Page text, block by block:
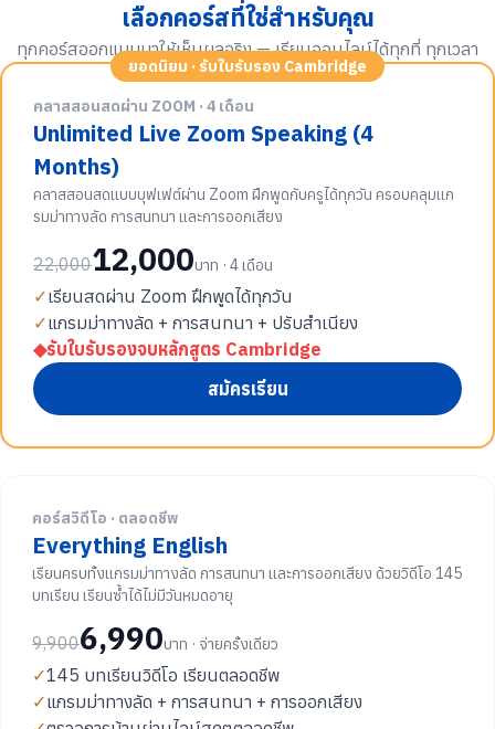
เลือกคอร์สที่ใช่สำหรับคุณ
ทุกคอร์สออกแบบมาให้เห็นผลจริง — เรียนออนไลน์ได้ทุกที่ ทุกเวลา
ยอดนิยม · รับใบรับรอง Cambridge
คลาสสอนสดผ่าน ZOOM · 4 เดือน
Unlimited Live Zoom Speaking (4
Months)
คลาสสอนสดแบบบุฟเฟต์ผ่าน Zoom ฝึกพูดกับครูได้ทุกวัน ครอบคลุมแก
รมม่าทางลัด การสนทนา และการออกเสียง
22,00012,000บาท · 4 เดือน
✓เรียนสดผ่าน Zoom ฝึกพูดได้ทุกวัน
✓แกรมม่าทางลัด + การสนทนา + ปรับสำเนียง
◆รับใบรับรองจบหลักสูตร Cambridge
สมัครเรียน
คอร์สวิดีโอ · ตลอดชีพ
Everything English
เรียนครบทั้งแกรมม่าทางลัด การสนทนา และการออกเสียง ด้วยวิดีโอ 145
บทเรียน เรียนซ้ำได้ไม่มีวันหมดอายุ
9,9006,990บาท · จ่ายครั้งเดียว
✓145 บทเรียนวิดีโอ เรียนตลอดชีพ
✓แกรมม่าทางลัด + การสนทนา + การออกเสียง